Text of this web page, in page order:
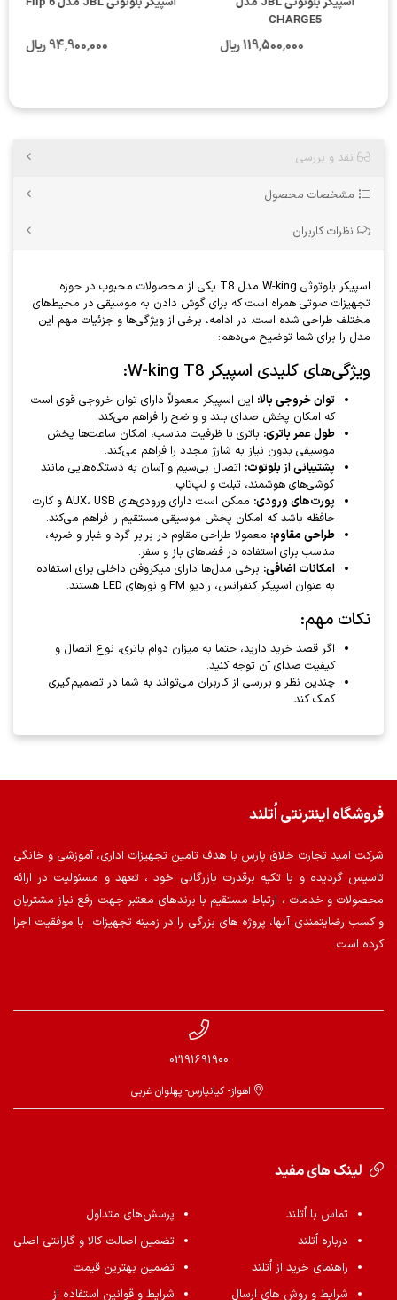
CHARGE5
119٬500٬000 ریال 94٬900٬000 ریال
نقد و بررسی
مشخصات محصول
نظرات کاربران
اسپیکر بلوتوثی W-king مدل T8 یکی از محصولات محبوب در حوزه
تجهیزات صوتی همراه است که برای گوش دادن به موسیقی در محیط‌های
مختلف طراحی شده است. در ادامه، برخی از ویژگی‌ها و جزئیات مهم این
مدل را برای شما توضیح می‌دهم:
ویژگی‌های کلیدی اسپیکر W-king T8:
توان خروجی بالا: این اسپیکر معمولاً دارای توان خروجی قوی است
که امکان پخش صدای بلند و واضح را فراهم می‌کند.
طول عمر باتری: باتری با ظرفیت مناسب، امکان ساعت‌ها پخش
موسیقی بدون نیاز به شارژ مجدد را فراهم می‌کند.
پشتیبانی از بلوتوث: اتصال بی‌سیم و آسان به دستگاه‌هایی مانند
گوشی‌های هوشمند، تبلت و لپ‌تاپ.
پورت‌های ورودی:
ممکن است دارای ورودی‌های AUX، USB و کارت
حافظه باشد که امکان پخش موسیقی مستقیم را فراهم می‌کند.
طراحی مقاوم: معمولا طراحی مقاوم در برابر گرد و غبار و ضربه،
مناسب برای استفاده در فضاهای باز و سفر.
امکانات اضافی: برخی مدل‌ها دارای میکروفن داخلی برای استفاده
به عنوان اسپیکر کنفرانس، رادیو FM و نورهای LED هستند.
نکات مهم:
اگر قصد خرید دارید، حتما به میزان دوام باتری، نوع اتصال و
کیفیت صدای آن توجه کنید.
چندین نظر و بررسی از کاربران می‌تواند به شما در تصمیم‌گیری
کمک کند.
فروشگاه اینترنتی اُتلند
شرکت امید تجارت خلاق پارس با هدف تامین تجهیزات اداری، آموزشی و خانگی
تاسیس گردیده و با تکیه برقدرت بازرگانی خود ، تعهد و مسئولیت در ارائه
محصولات و خدمات ، ارتباط مستقیم با برندهای معتبر جهت رفع نیاز مشتریان
و کسب رضایتمندی آنها، پروژه های بزرگی را در زمینه تجهیزات با موفقیت اجرا
کرده است.
02191691900
اهواز- کیانپارس- پهلوان غربی
لینک های مفید
تماس با اُتلند
درباره اُتلند
راهنمای خرید از اُتلند
شرایط و روش های ارسال
پرسش‌های متداول
تضمین اصالت کالا و گارانتی اصلی
تضمین بهترین قیمت
شرایط و قوانین استفاده از